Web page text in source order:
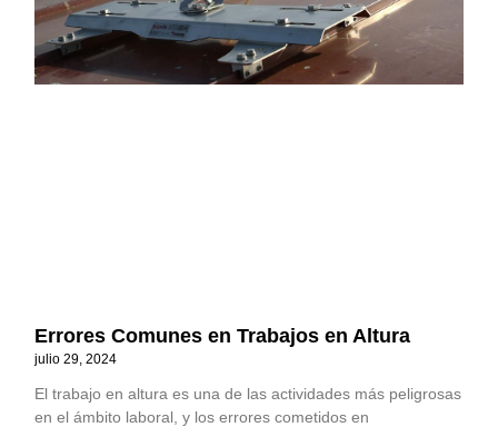
Errores Comunes en Trabajos en Altura
julio 29, 2024
El trabajo en altura es una de las actividades más peligrosas
en el ámbito laboral, y los errores cometidos en